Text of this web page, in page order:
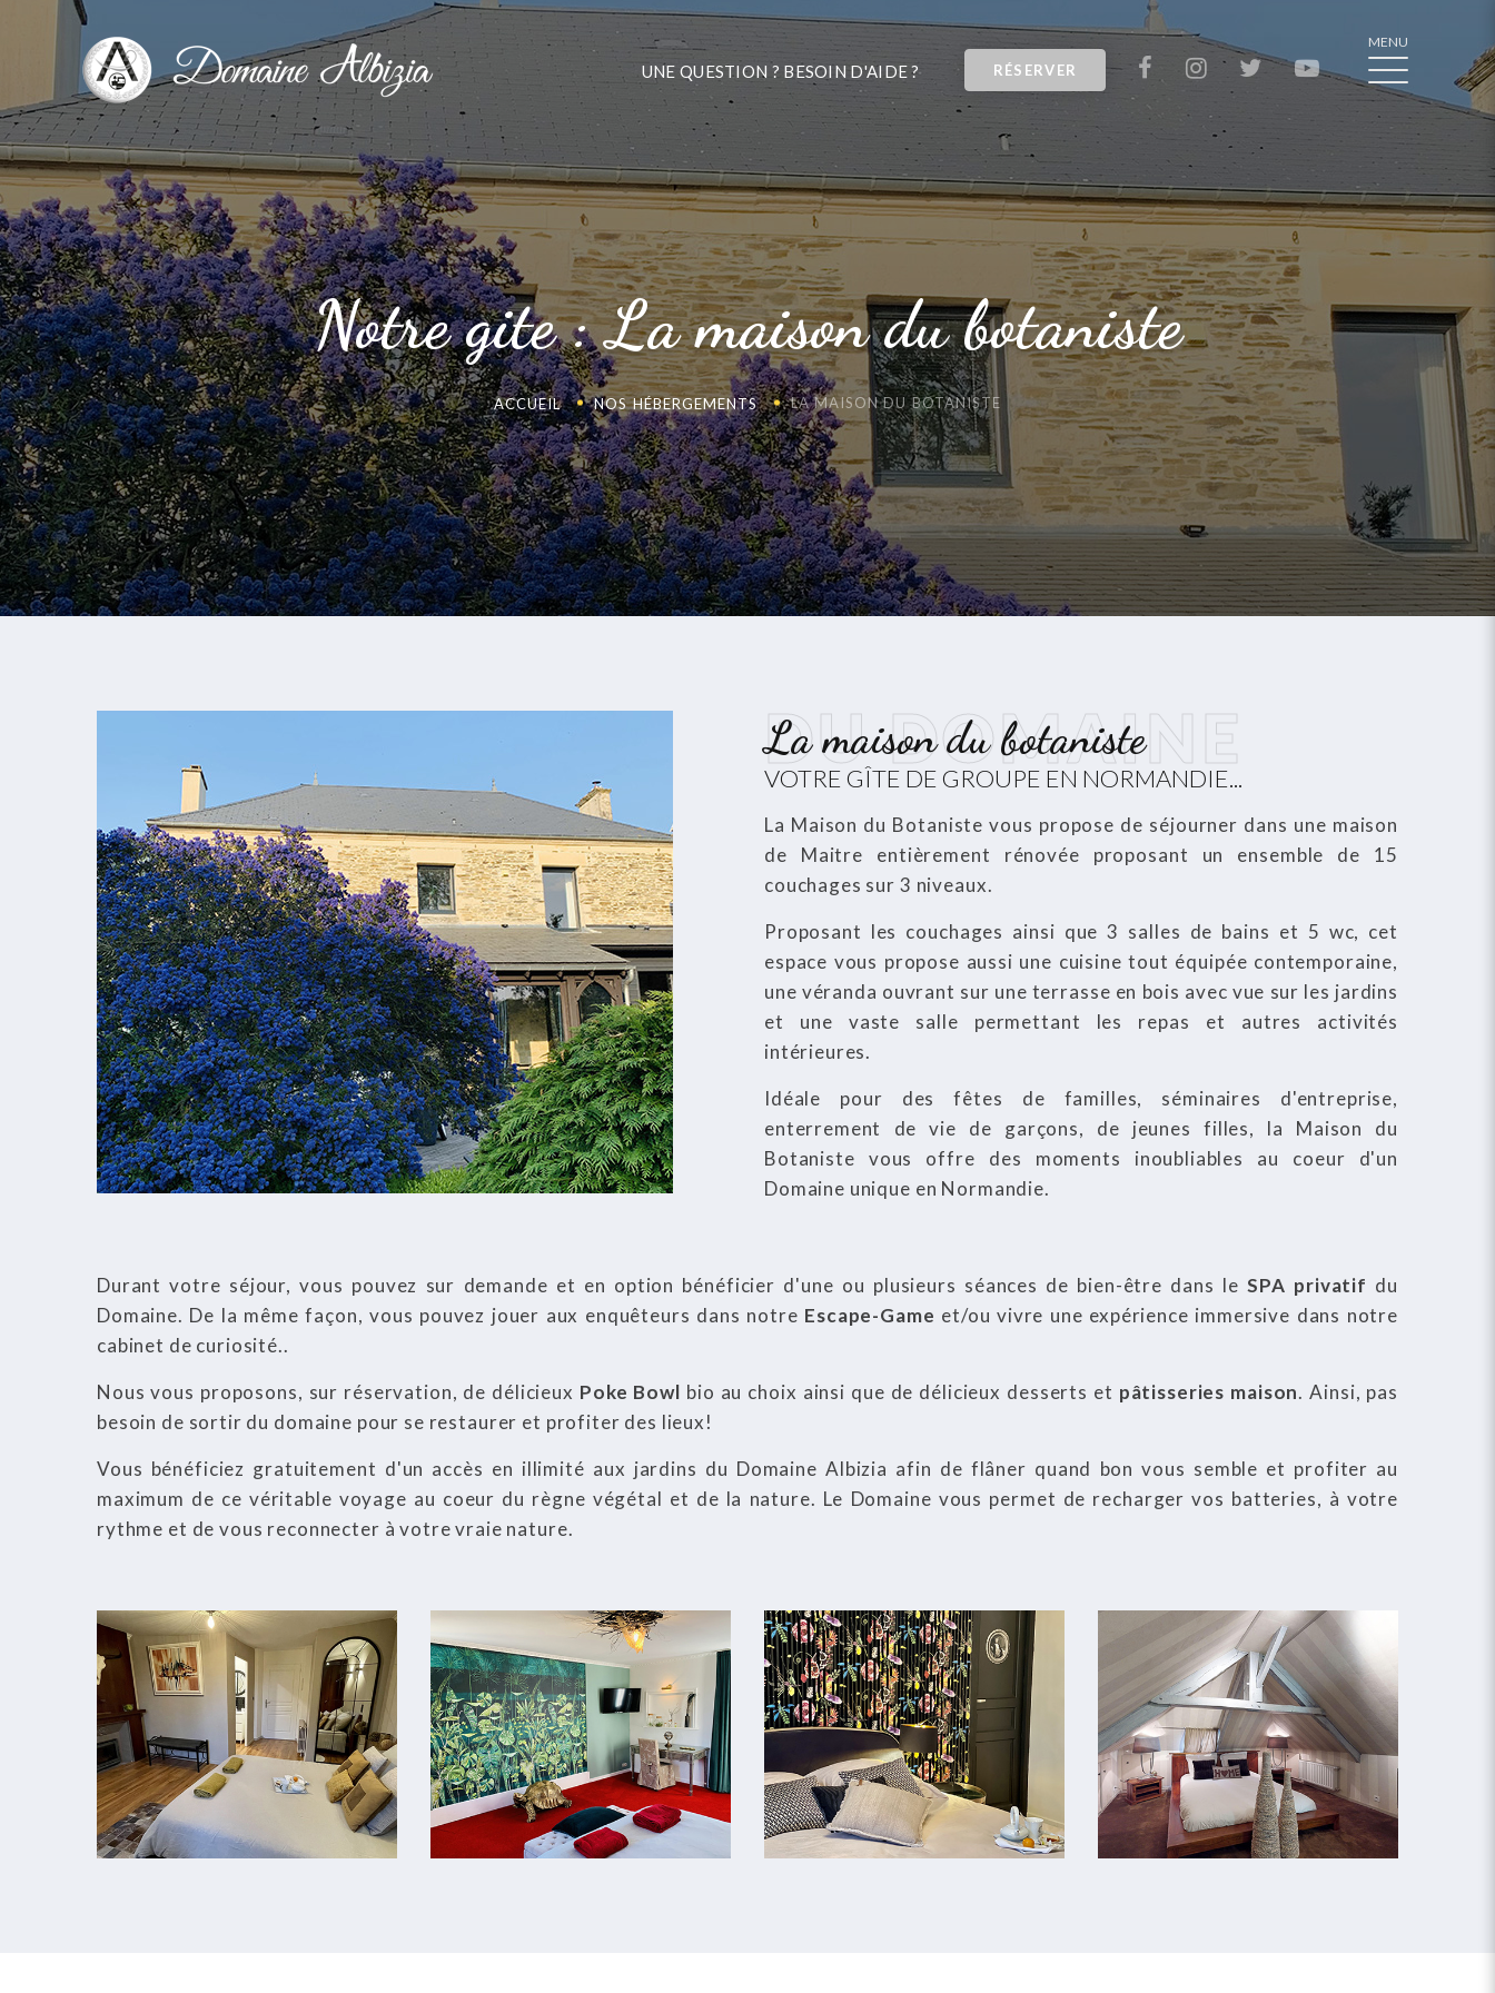
MENU
UNE QUESTION ? BESOIN D'AIDE ? RÉSERVER
Notre gite : La maison du botaniste
ACCUEIL NOS HÉBERGEMENTS LA MAISON DU BOTANISTE
La maison du botaniste
DU DOMAINE
VOTRE GÎTE DE GROUPE EN NORMANDIE...
La Maison du Botaniste vous propose de séjourner dans une maison
de Maitre entièrement rénovée proposant un ensemble de 15
couchages sur 3 niveaux.
Proposant les couchages ainsi que 3 salles de bains et 5 wc, cet
espace vous propose aussi une cuisine tout équipée contemporaine,
une véranda ouvrant sur une terrasse en bois avec vue sur les jardins
et une vaste salle permettant les repas et autres activités
intérieures.
Idéale pour des fêtes de familles, séminaires d'entreprise,
enterrement de vie de garçons, de jeunes filles, la Maison du
Botaniste vous offre des moments inoubliables au coeur d'un
Domaine unique en Normandie.
Durant votre séjour, vous pouvez sur demande et en option bénéficier d'une ou plusieurs séances de bien-être dans leSPA privatif du
Domaine. De la même façon, vous pouvez jouer aux enquêteurs dans notre Escape-Game et/ou vivre une expérience immersive dans notre
cabinet de curiosité..
Nous vous proposons, sur réservation, de délicieux Poke Bowl bio au choix ainsi que de délicieux desserts et pâtisseries maison. Ainsi, pas
besoin de sortir du domaine pour se restaurer et profiter des lieux!
Vous bénéficiez gratuitement d'un accès en illimité aux jardins du Domaine Albizia afin de flâner quand bon vous semble et profiter au
maximum de ce véritable voyage au coeur du règne végétal et de la nature. Le Domaine vous permet de recharger vos batteries, à votre
rythme et de vous reconnecter à votre vraie nature.